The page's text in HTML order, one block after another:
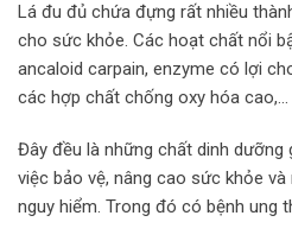
Lá đu đủ chứa đựng rất nhiều
cho sức khỏe. Các hoạt chất nổi
ancaloid carpain, enzyme có lợi
các hợp chất chống oxy hóa cao,…
Đây đều là những chất dinh dưỡng
việc bảo vệ, nâng cao sức khỏe
nguy hiểm. Trong đó có bệnh ung